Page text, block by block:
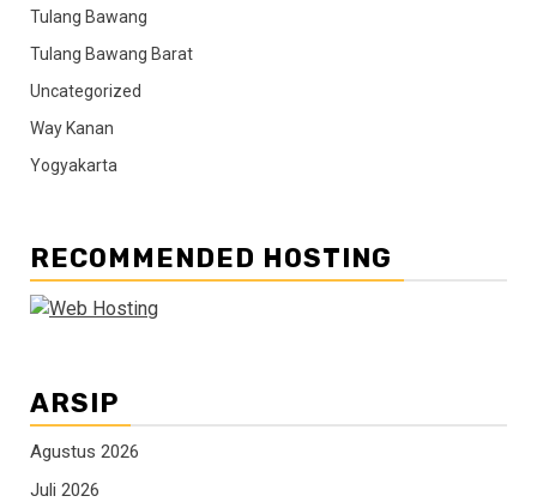
Tulang Bawang
Tulang Bawang Barat
Uncategorized
Way Kanan
Yogyakarta
RECOMMENDED HOSTING
ARSIP
Agustus 2026
Juli 2026